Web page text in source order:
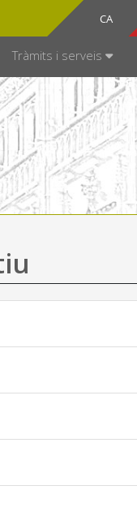
CA
ES
Tràmits i serveis